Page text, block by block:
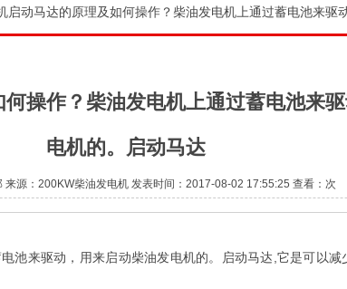
启动马达的原理及如何操作？柴油发电机上通过蓄电池来驱
操作？柴油发电机上通过蓄电池来
电机的。启动马达
来源：200KW柴油发电机 发表时间：2017-08-02 17:55:25 查看： 次
池来驱动，用来启动柴油发电机的。启动马达,它是可以减